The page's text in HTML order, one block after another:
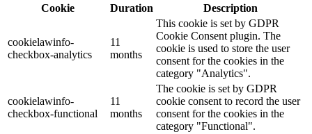
Cookie
Duration Description
cookielawinfo-
checkbox-analytics
11
months
This cookie is set by GDPR
Cookie Consent plugin. The
cookie is used to store the user
consent for the cookies in the
category "Analytics".
cookielawinfo-
checkbox-functional
11
months
The cookie is set by GDPR
cookie consent to record the user
consent for the cookies in the
category "Functional".